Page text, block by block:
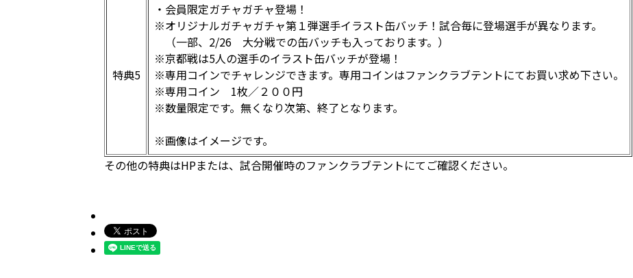
特典5
・会員限定ガチャガチャ登場！
※オリジナルガチャガチャ第１弾選手イラスト缶バッチ！試合毎に登場選手が異なります。
（一部、2/26 大分戦での缶バッチも入っております。）
※京都戦は5人の選手のイラスト缶バッチが登場！
※専用コインでチャレンジできます。専用コインはファンクラブテントにてお買い求め下さい。
※専用コイン 1枚／２００円
※数量限定です。無くなり次第、終了となります。
※画像はイメージです。
その他の特典はHPまたは、試合開催時のファンクラブテントにてご確認ください。